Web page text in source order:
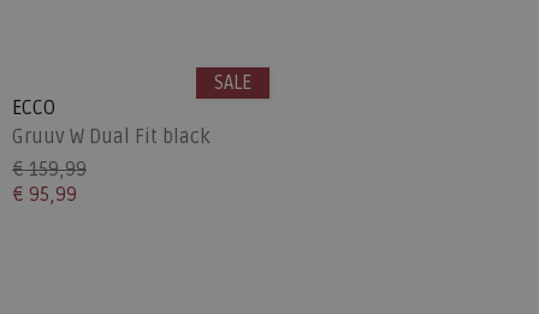
ECCO
Gruuv W Dual Fit black
€ 159,99
€ 95,99
SALE